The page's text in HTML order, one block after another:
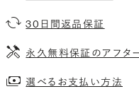
30日間返品保証
永久無料保証のアフタ
選べるお支払い方法